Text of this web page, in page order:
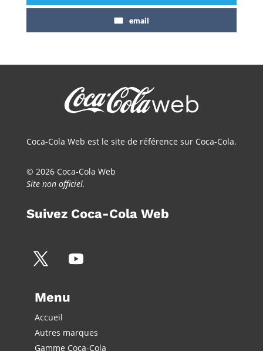
email
Coca-Cola Web est le site de référence sur Coca-Cola.
© 2026 Coca-Cola Web
Site non officiel.
Suivez Coca-Cola Web
Menu
Accueil
Autres marques
Gamme Coca-Cola